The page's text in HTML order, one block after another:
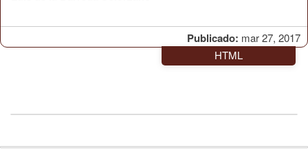
Publicado: mar 27, 2017
HTML